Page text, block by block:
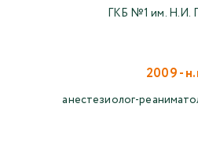
ГКБ №1 им. Н.И.
2009 -
анестезиолог-